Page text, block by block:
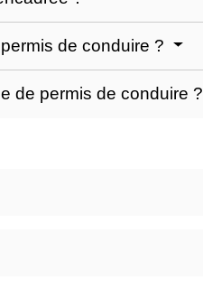
de conduire ?
de permis de conduire ?